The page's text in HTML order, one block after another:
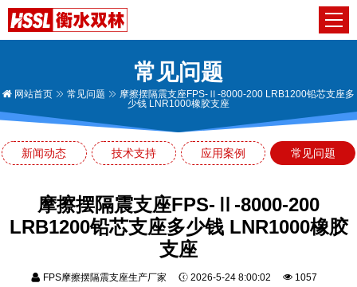
常见问题
网站首页 常见问题
摩擦摆隔震支座FPS-Ⅱ-8000-200 LRB1200铅芯支座多
少钱 LNR1000橡胶支座
新闻动态 技术支持 应用案例 常见问题
摩擦摆隔震支座FPS-Ⅱ-8000-200
LRB1200铅芯支座多少钱 LNR1000橡胶
支座
FPS摩擦摆隔震支座生产厂家 2026-5-24 8:00:02 1057